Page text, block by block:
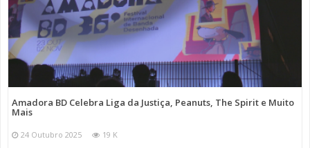
Amadora BD Celebra Liga da Justiça, Peanuts, The Spirit e Muito
Mais
24 Outubro 2025 19 K